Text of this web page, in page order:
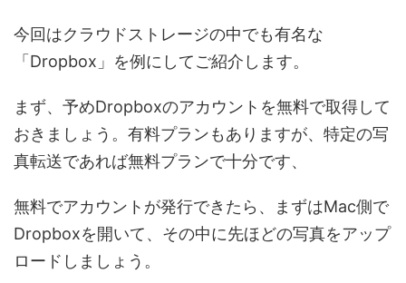
今回はクラウドストレージの中でも有名な
「Dropbox」を例にしてご紹介します。
まず、予めDropboxのアカウントを無料で取得して
おきましょう。有料プランもありますが、特定の写
真転送であれば無料プランで十分です、
無料でアカウントが発行できたら、まずはMac側で
Dropboxを開いて、その中に先ほどの写真をアップ
ロードしましょう。